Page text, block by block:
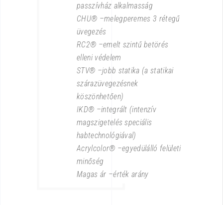
passzívház alkalmasság
CHU® –melegperemes 3 rétegű
üvegezés
RC2® –emelt szintű betörés
elleni védelem
STV® –jobb statika (a statikai
szárazüvegezésnek
köszönhetően)
IKD® –integrált (intenzív
magszigetelés speciális
habtechnológiával)
Acrylcolor® –egyedülálló felületi
minőség
Magas ár –érték arány